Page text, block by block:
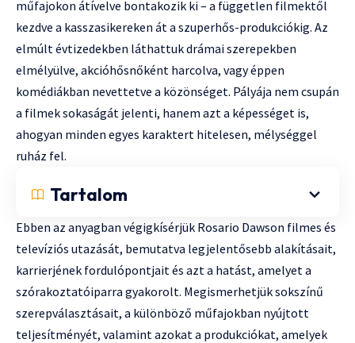
műfajokon átívelve bontakozik ki – a független filmektől
kezdve a kasszasikereken át a szuperhős-produkciókig. Az
elmúlt évtizedekben láthattuk drámai szerepekben
elmélyülve, akcióhősnőként harcolva, vagy éppen
komédiákban nevettetve a közönséget. Pályája nem csupán
a filmek sokaságát jelenti, hanem azt a képességet is,
ahogyan minden egyes karaktert hitelesen, mélységgel
ruház fel.
Tartalom
Ebben az anyagban végigkísérjük Rosario Dawson filmes és
televíziós utazását, bemutatva legjelentősebb alakításait,
karrierjének fordulópontjait és azt a hatást, amelyet a
szórakoztatóiparra gyakorolt. Megismerhetjük sokszínű
szerepválasztásait, a különböző műfajokban nyújtott
teljesítményét, valamint azokat a produkciókat, amelyek